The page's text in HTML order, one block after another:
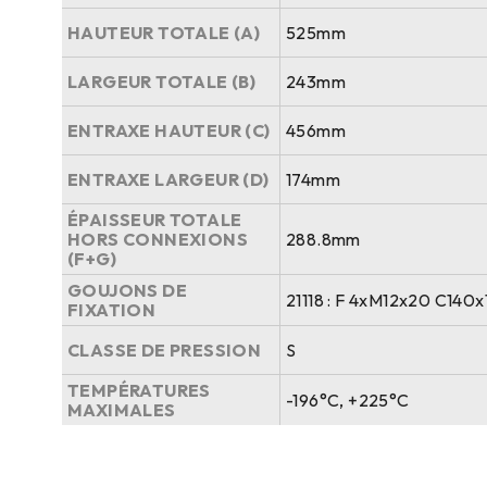
HAUTEUR TOTALE (A) 525mm
LARGEUR TOTALE (B) 243mm
ENTRAXE HAUTEUR (C) 456mm
ENTRAXE LARGEUR (D)
174mm
ÉPAISSEUR TOTALE
HORS CONNEXIONS
(F+G)
288.8mm
GOUJONS DE
FIXATION
21118 : F 4xM12x20
CLASSE DE PRESSION
S
TEMPÉRATURES
MAXIMALES
-196°C, +225°C